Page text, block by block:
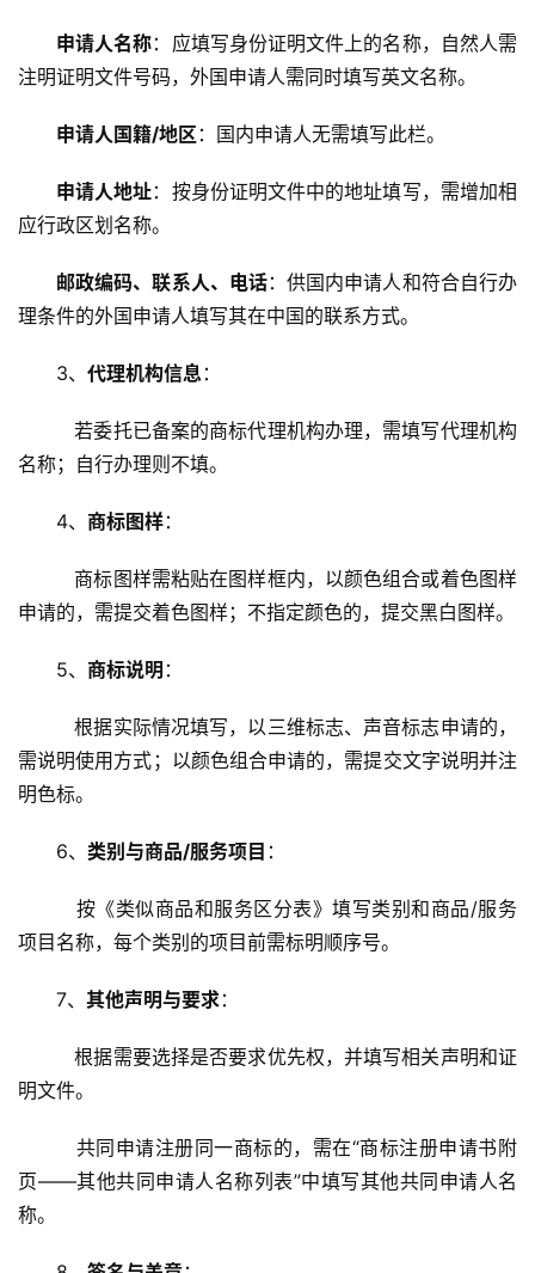
申请人名称：应填写身份证明文件上的名称，自然人需
注明证明文件号码，外国申请人需同时填写英文名称。
申请人国籍/地区 ：国内申请人无需填写此栏。
申请人地址：按身份证明文件中的地址填写，需增加相
应行政区划名称。
邮政编码、联系人、电话：供国内申请人和符合自行办
理条件的外国申请人填写其在中国的联系方式。
3、 代理机构信息：
   若委托已备案的商标代理机构办理，需填写代理机构
名称；自行办理则不填。
4、 商标图样：
申请的，需提交着色图样；不指定颜色的，提交黑白图样。
5、 商标说明 ：
   根据实际情况填写，以三维标志、声音标志申请的，
需说明使用方式；以颜色组合申请的，需提交文字说明并注
明色标。
6、 类别与商品/服务项目 ：
项目名称，每个类别的项目前需标明顺序号。
7、 其他声明与要求：
   根据需要选择是否要求优先权，并填写相关声明和证
明文件。
页——其他共同申请人名称列表”中填写其他共同申请人名
称。